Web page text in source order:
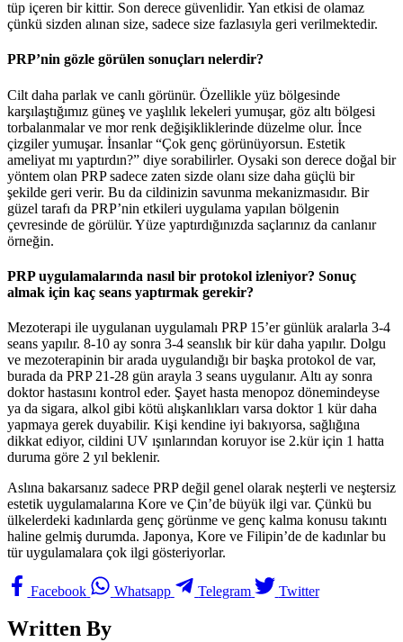
tüp içeren bir kittir. Son derece güvenlidir. Yan etkisi de olamaz
çünkü sizden alınan size, sadece size fazlasıyla geri verilmektedir.
PRP’nin gözle görülen sonuçları nelerdir?
Cilt daha parlak ve canlı görünür. Özellikle yüz bölgesinde
karşılaştığımız güneş ve yaşlılık lekeleri yumuşar, göz altı bölgesi
torbalanmalar ve mor renk değişikliklerinde düzelme olur. İnce
çizgiler yumuşar. İnsanlar “Çok genç görünüyorsun. Estetik
ameliyat mı yaptırdın?” diye sorabilirler. Oysaki son derece doğal bir
yöntem olan PRP sadece zaten sizde olanı size daha güçlü bir
şekilde geri verir. Bu da cildinizin savunma mekanizmasıdır. Bir
güzel tarafı da PRP’nin etkileri uygulama yapılan bölgenin
çevresinde de görülür. Yüze yaptırdığınızda saçlarınız da canlanır
örneğin.
PRP uygulamalarında nasıl bir protokol izleniyor? Sonuç
almak için kaç seans yaptırmak gerekir?
Mezoterapi ile uygulanan uygulamalı PRP 15’er günlük aralarla 3-4
seans yapılır. 8-10 ay sonra 3-4 seanslık bir kür daha yapılır. Dolgu
ve mezoterapinin bir arada uygulandığı bir başka protokol de var,
burada da PRP 21-28 gün arayla 3 seans uygulanır. Altı ay sonra
doktor hastasını kontrol eder. Şayet hasta menopoz dönemindeyse
ya da sigara, alkol gibi kötü alışkanlıkları varsa doktor 1 kür daha
yapmaya gerek duyabilir. Kişi kendine iyi bakıyorsa, sağlığına
dikkat ediyor, cildini UV ışınlarından koruyor ise 2.kür için 1 hatta
duruma göre 2 yıl beklenir.
Aslına bakarsanız sadece PRP değil genel olarak neşterli ve neştersiz
estetik uygulamalarına Kore ve Çin’de büyük ilgi var. Çünkü bu
ülkelerdeki kadınlarda genç görünme ve genç kalma konusu takıntı
haline gelmiş durumda. Japonya, Kore ve Filipin’de de kadınlar bu
tür uygulamalara çok ilgi gösteriyorlar.
Facebook Whatsapp Telegram Twitter
Written By